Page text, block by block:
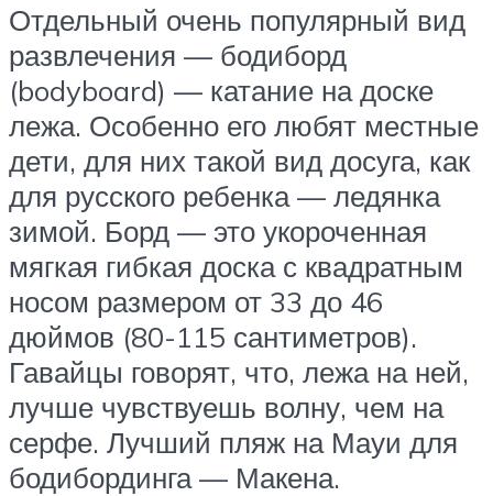
Отдельный очень популярный вид
развлечения — бодиборд
(bodyboard) — катание на доске
лежа. Особенно его любят местные
дети, для них такой вид досуга, как
для русского ребенка — ледянка
зимой. Борд — это укороченная
мягкая гибкая доска с квадратным
носом размером от 33 до 46
дюймов (80-115 сантиметров).
Гавайцы говорят, что, лежа на ней,
лучше чувствуешь волну, чем на
серфе. Лучший пляж на Мауи для
бодибординга — Макена.